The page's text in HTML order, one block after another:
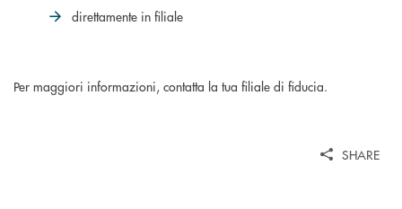
direttamente in filiale
Per maggiori informazioni, contatta la tua filiale di fiducia.
SHARE